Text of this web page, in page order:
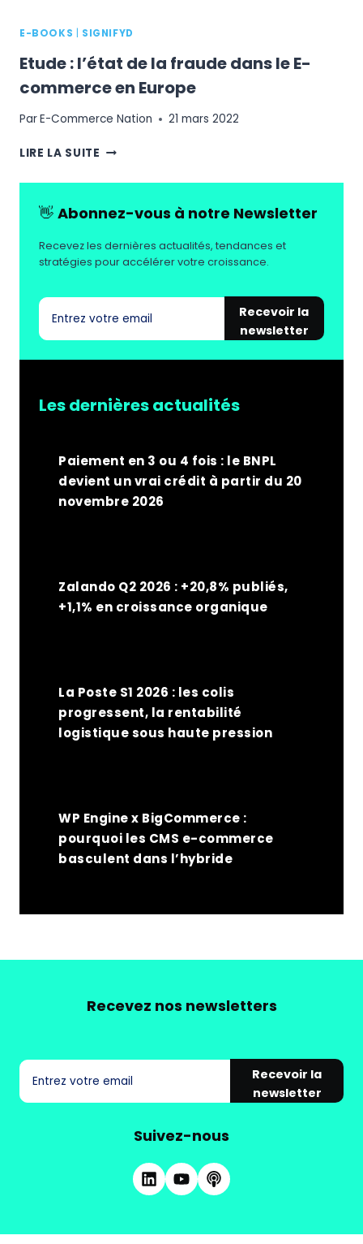
E-BOOKS SIGNIFYD
Etude : l’état de la fraude dans le E-
commerce en Europe
ParE-Commerce Nation 21 mars 2022
LIRE LA SUITE ETUDE
L’ÉTAT
LA
DANS
LE
EN
EUROPE
👋 Abonnez-vous à notre Newsletter
Recevez les dernières actualités, tendances et
stratégies pour accélérer votre croissance.
Recevoir la
newsletter
Les dernières actualités
Paiement en 3 ou 4 fois : le BNPL
devient un vrai crédit à partir du 20
novembre 2026
Zalando Q2 2026 : +20,8% publiés,
+1,1% en croissance organique
La Poste S1 2026 : les colis
progressent, la rentabilité
logistique sous haute pression
WP Engine x BigCommerce :
pourquoi les CMS e-commerce
basculent dans l’hybride
Recevez nos newsletters
Recevoir la
newsletter
Suivez-nous